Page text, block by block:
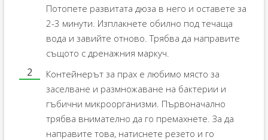
Потопете развитата дюза в него и оставете за
2-3 минути. Изплакнете обилно под течаща
вода и завийте отново. Трябва да направите
същото с дренажния маркуч.
Контейнерът за прах е любимо място за
заселване и размножаване на бактерии и
гъбични микроорганизми. Първоначално
трябва внимателно да го премахнете. За да
направите това, натиснете резето и го